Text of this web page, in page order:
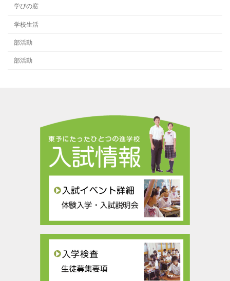
学びの窓
学校生活
部活動
部活動